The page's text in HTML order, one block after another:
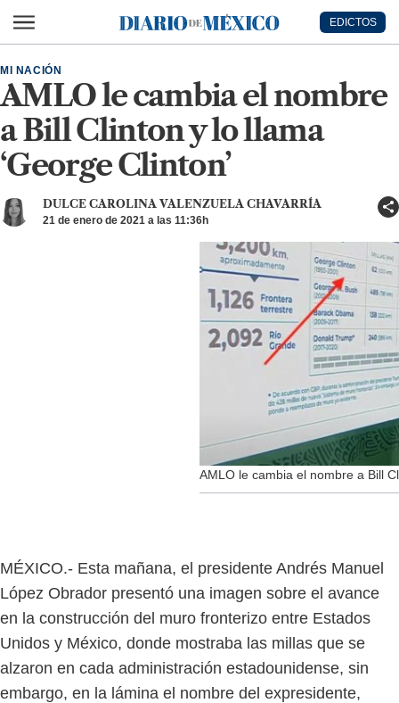
Diario de México
EDICTOS
AMLO le cambia el nombre
a Bill Clinton y lo llama
‘George Clinton’
MI NACIÓN
DULCE CAROLINA VALENZUELA CHAVARRÍA
21 de enero de 2021 a las 11:36h
AMLO le cambia el nombre a Bill
MÉXICO.- Esta mañana, el presidente Andrés Manuel
López Obrador presentó una imagen sobre el avance
en la construcción del muro fronterizo entre Estados
Unidos y México, donde mostraba las millas que se
alzaron en cada administración estadounidense, sin
embargo, en la lámina el nombre del expresidente,